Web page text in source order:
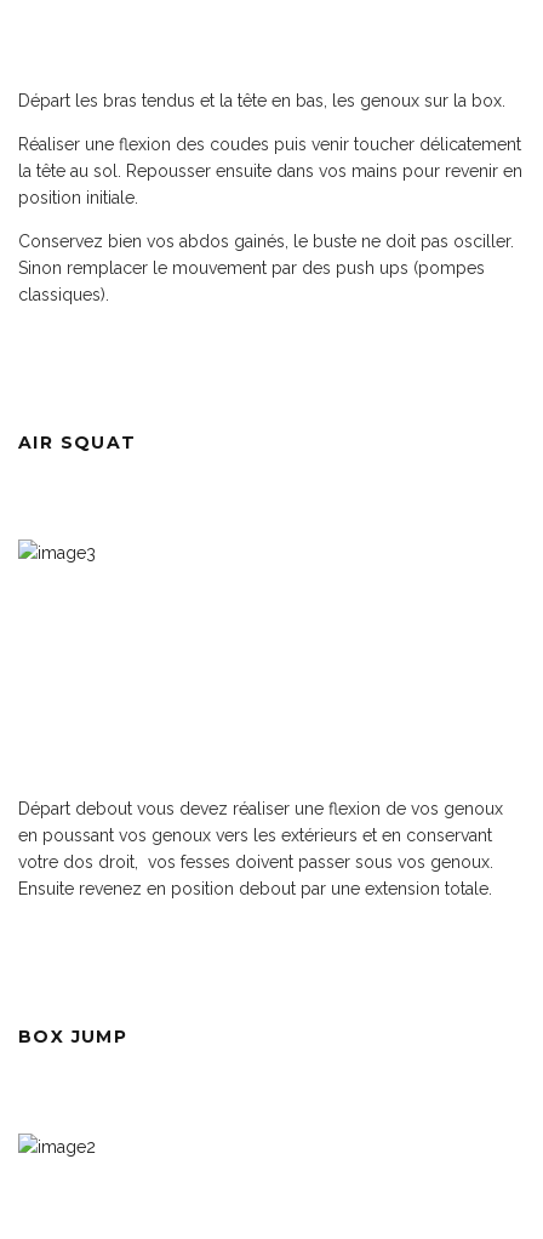
Départ les bras tendus et la tête en bas, les genoux sur la box.
Réaliser une flexion des coudes puis venir toucher délicatement
la tête au sol. Repousser ensuite dans vos mains pour revenir en
position initiale.
Conservez bien vos abdos gainés, le buste ne doit pas osciller.
Sinon remplacer le mouvement par des push ups (pompes
classiques).
AIR SQUAT
Départ debout vous devez réaliser une flexion de vos genoux
en poussant vos genoux vers les extérieurs et en conservant
votre dos droit, vos fesses doivent passer sous vos genoux.
Ensuite revenez en position debout par une extension totale.
BOX JUMP